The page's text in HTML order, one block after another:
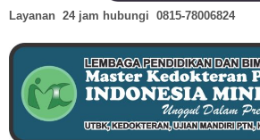
Layanan 24 jam hubungi 0815-78006824